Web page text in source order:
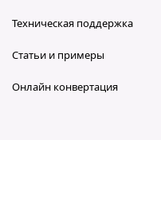
Техническая поддержка
Статьи и примеры
Онлайн конвертация